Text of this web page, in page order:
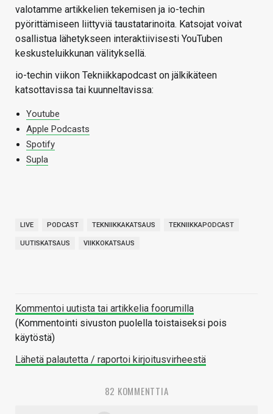
valotamme artikkelien tekemisen ja io-techin
pyörittämiseen liittyviä taustatarinoita. Katsojat voivat
osallistua lähetykseen interaktiivisesti YouTuben
keskusteluikkunan välityksellä.
io-techin viikon Tekniikkapodcast on jälkikäteen
katsottavissa tai kuunneltavissa:
Youtube
Apple Podcasts
Spotify
Supla
LIVE PODCAST TEKNIIKKAKATSAUS TEKNIIKKAPODCAST
UUTISKATSAUS VIIKKOKATSAUS
Kommentoi uutista tai artikkelia foorumilla
(Kommentointi sivuston puolella toistaiseksi pois
käytöstä)
Lähetä palautetta / raportoi kirjoitusvirheestä
82 KOMMENTTIA